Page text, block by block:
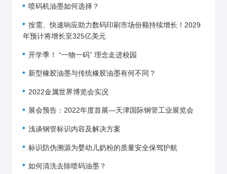
喷码机油墨如何选择？
按需、快速响应助力数码印刷市场份额持续增长！2029
年预计将增长至325亿美元
开学季！ “一物一码” 理念走进校园
新型橡胶油墨与传统橡胶油墨有何不同？
2022金属世界博览会实况
展会预告：2022年度首展—天津国际钢管工业展览会
浅谈钢管标识内容及解决方案
标识防伪溯源为婴幼儿奶粉的质量安全保驾护航
如何清洗去除喷码油墨？